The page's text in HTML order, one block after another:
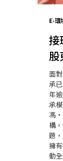
E-環
接
股
倍
面
承
年
承
馮·
構
題
擁
動